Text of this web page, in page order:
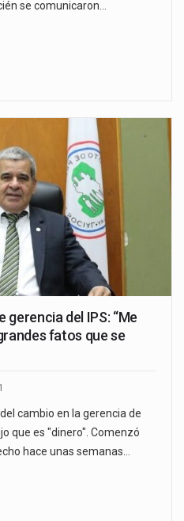
se comunicaron…
gerencia del IPS: “Me
fatos que se
cambio en la gerencia de
que es "dinero". Comenzó
hace unas semanas…